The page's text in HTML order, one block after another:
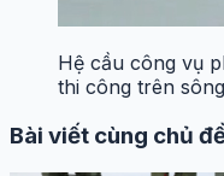
Hệ cầu công vụ
thi công trên
Bài viết cùng chủ